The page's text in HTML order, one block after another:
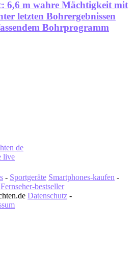
6,6 m wahre Mächtigkeit mit
letzten Bohrergebnissen
Bohrprogramm
de
live
- Sportgeräte Smartphones-kaufen -
Fernseher-bestseller
Datenschutz -